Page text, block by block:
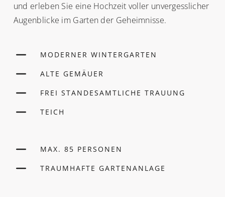
und erleben Sie eine Hochzeit voller unvergesslicher
Augenblicke im Garten der Geheimnisse.
MODERNER WINTERGARTEN
ALTE GEMÄUER
FREI STANDESAMTLICHE TRAUUNG
TEICH
MAX. 85 PERSONEN
TRAUMHAFTE GARTENANLAGE